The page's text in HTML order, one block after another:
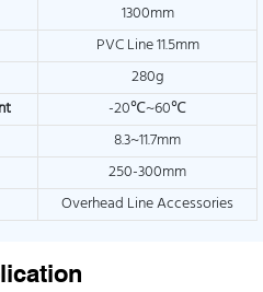
1300mm
PVC Line 11.5mm
280g
-20℃~60℃
8.3~11.7mm
250-300mm
Overhead Line Accessories